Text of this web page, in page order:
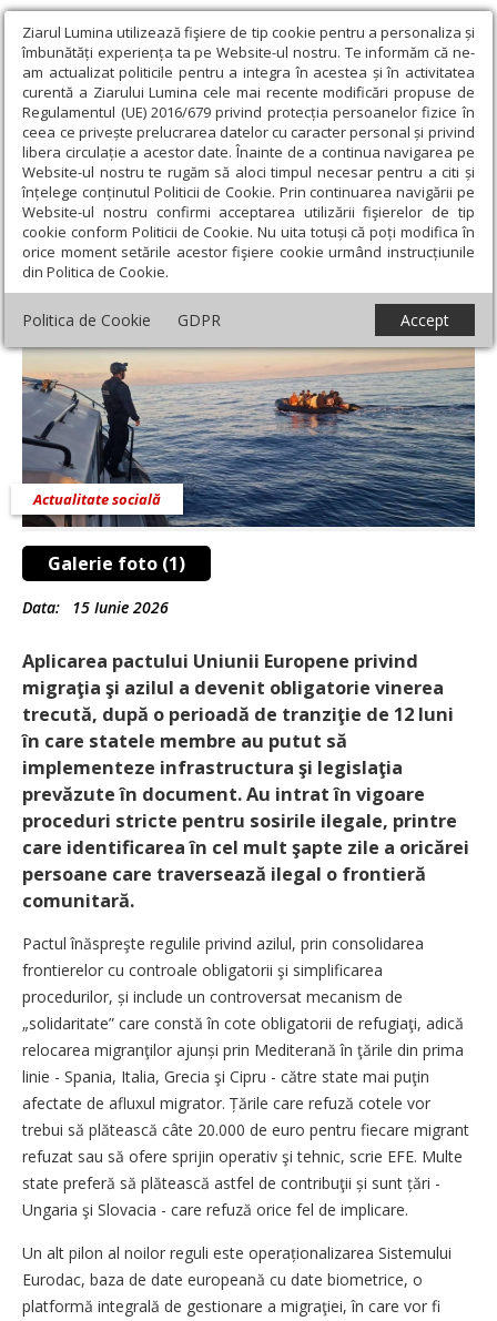
Ziarul Lumina utilizează fişiere de tip cookie pentru a personaliza și
îmbunătăți experiența ta pe Website-ul nostru. Te informăm că ne-
am actualizat politicile pentru a integra în acestea și în activitatea
curentă a Ziarului Lumina cele mai recente modificări propuse de
Regulamentul (UE) 2016/679 privind protecția persoanelor fizice în
ceea ce privește prelucrarea datelor cu caracter personal și privind
libera circulație a acestor date. Înainte de a continua navigarea pe
Website-ul nostru te rugăm să aloci timpul necesar pentru a citi și
înțelege conținutul Politicii de Cookie. Prin continuarea navigării pe
Website-ul nostru confirmi acceptarea utilizării fişierelor de tip
cookie conform Politicii de Cookie. Nu uita totuși că poți modifica în
orice moment setările acestor fişiere cookie urmând instrucțiunile
din Politica de Cookie.
Politica de Cookie GDPR Accept
Ziarul Lumina › Societate › Actualitate socială › Noi reguli UE de
gestionare a migrației ilegale
Noi reguli UE de gestionare a migrației
ilegale
Galerie foto (1)
Actualitate socială
Data: 15 Iunie 2026
Aplicarea pactului Uniunii Europene privind
migraţia şi azilul a devenit obligatorie vinerea
trecută, după o perioadă de tranziţie de 12 luni
în care statele membre au putut să
implementeze infrastructura şi legis­laţia
prevăzute în document. Au intrat în vigoare
proceduri stricte pentru sosirile ilegale, printre
care identificarea în cel mult şapte zile a oricărei
persoane care traversează ilegal o frontieră
comunitară.
Pactul înăspreşte regulile privind azilul, prin consolidarea
frontierelor cu controale obligatorii şi simplificarea
procedurilor, și include un controversat mecanism de
„solidaritate” care constă în cote obligatorii de refugiaţi, adică
relocarea migranţilor ajunși prin Mediterană în ţările din prima
linie - Spania, Italia, Grecia şi Cipru - către state mai puţin
afectate de afluxul migrator. Țările care refuză cotele vor
trebui să plătească câte 20.000 de euro pentru fiecare migrant
refuzat sau să ofere sprijin operativ şi tehnic, scrie EFE. Multe
state preferă să plătească astfel de contribuţii și sunt țări -
Ungaria şi Slovacia - care refuză orice fel de implicare.
Un alt pilon al noilor reguli este operaționalizarea Sistemului
Eurodac, baza de date europeană cu date biometrice, o
platformă integrală de gestionare a migraţiei, în care vor fi